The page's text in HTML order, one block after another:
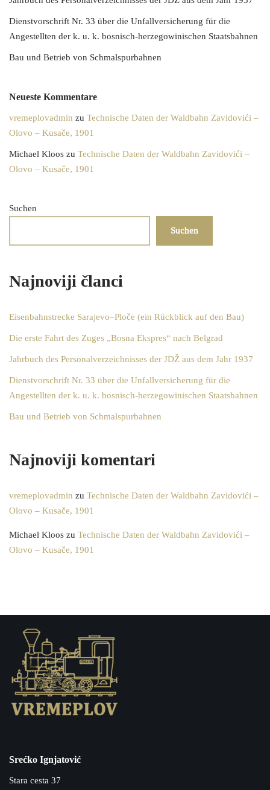
Dienstvorschrift Nr. 33 über die Unfallversicherung für die
Angestellten der k. u. k. bosnisch-herzegowinischen Staatsbahnen
Bau und Betrieb von Schmalspurbahnen
Neueste Kommentare
vremeplovadmin zu Technische Daten der Waldbahn Zavidovići –
Olovo – Kusače, 1901
Michael Kloos zu Technische Daten der Waldbahn Zavidovići –
Olovo – Kusače, 1901
Suchen
Suchen
Najnoviji članci
Eisenbahnstrecke Sarajevo–Ploče (ein Rückblick auf den Bau)
Die erste Fahrt des Zuges „Bosna Ekspres“ nach Belgrad
Jahrbuch des Personalverzeichnisses der JDŽ aus dem Jahr 1937
Dienstvorschrift Nr. 33 über die Unfallversicherung für die
Angestellten der k. u. k. bosnisch-herzegowinischen Staatsbahnen
Bau und Betrieb von Schmalspurbahnen
Najnoviji komentari
vremeplovadmin zu Technische Daten der Waldbahn Zavidovići –
Olovo – Kusače, 1901
Michael Kloos zu Technische Daten der Waldbahn Zavidovići –
Olovo – Kusače, 1901
Srećko Ignjatović
Stara cesta 37